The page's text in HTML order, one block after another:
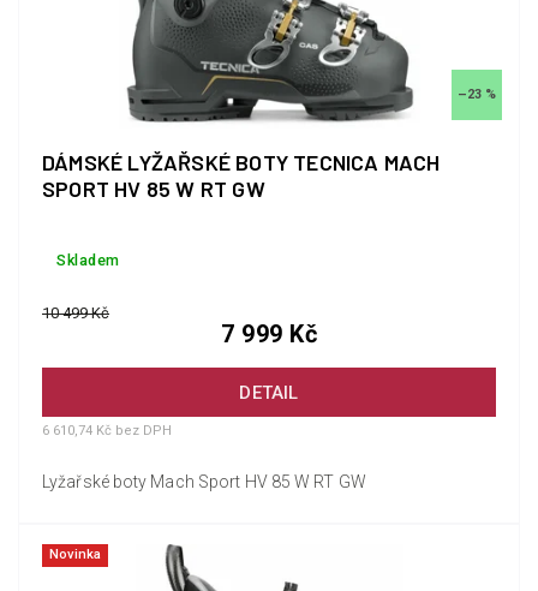
–23 %
DÁMSKÉ LYŽAŘSKÉ BOTY TECNICA MACH
SPORT HV 85 W RT GW
Skladem
DETAIL
6 610,74 Kč bez DPH
10 499 Kč
7 999 Kč
Lyžařské boty Mach Sport HV 85 W RT GW
Novinka